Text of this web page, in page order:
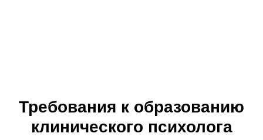
Требования к образованию
клинического психолога